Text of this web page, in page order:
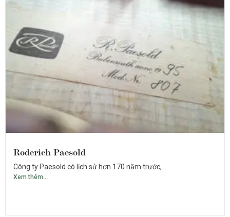
Roderich Paesold
Công ty Paesold có lịch sử hơn 170 năm trước,...
Xem thêm..